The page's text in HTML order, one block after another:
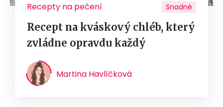
Recepty na pečení Snadné
Recept na kváskový chléb, který
zvládne opravdu každý
Martina Havlíčková